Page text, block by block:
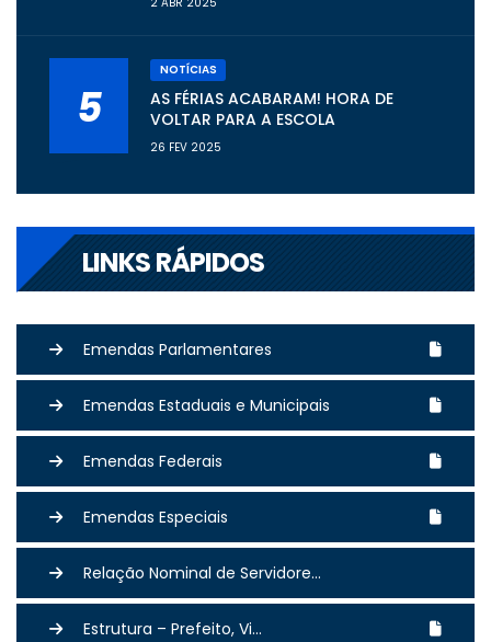
5
NOTÍCIAS
AS FÉRIAS ACABARAM! HORA DE
VOLTAR PARA A ESCOLA
26 FEV 2025
LINKS RÁPIDOS
Emendas Parlamentares
Emendas Estaduais e Municipais
Emendas Federais
Emendas Especiais
Relação Nominal de Servidore...
Estrutura – Prefeito, Vi...